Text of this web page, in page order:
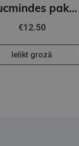
Kaucmindes pakavs
€12.50
Ielikt grozā